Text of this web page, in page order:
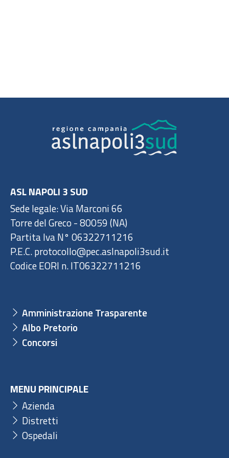
ASL NAPOLI 3 SUD
Sede legale: Via Marconi 66
Torre del Greco - 80059 (NA)
Partita Iva N° 06322711216
P.E.C. protocollo@pec.aslnapoli3sud.it
Codice EORI n. IT06322711216
Amministrazione Trasparente
Albo Pretorio
Concorsi
MENU PRINCIPALE
Azienda
Distretti
Ospedali